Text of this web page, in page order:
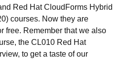
Red Hat CloudForms Hybrid
courses. Now they are
free. Remember that we also
the CL010 Red Hat
to get a taste of our